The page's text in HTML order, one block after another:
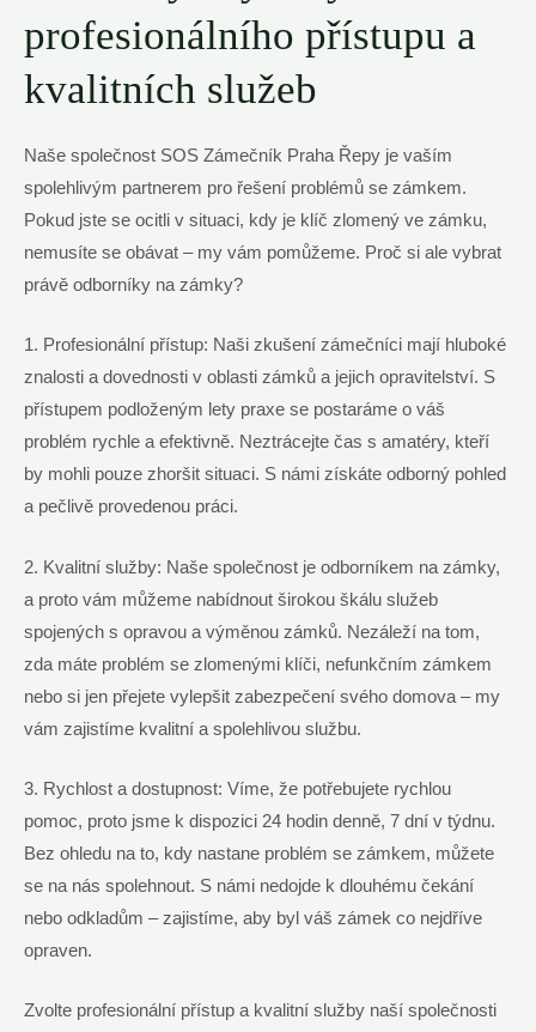
profesionálního přístupu a
kvalitních služeb
Naše společnost SOS Zámečník Praha Řepy je vaším
spolehlivým partnerem pro řešení problémů se zámkem.
Pokud jste se ocitli v situaci, kdy je klíč zlomený ve zámku,
nemusíte se obávat – my vám pomůžeme. Proč si ale vybrat
právě odborníky na zámky?
1. Profesionální přístup: Naši zkušení zámečníci mají hluboké
znalosti a dovednosti v oblasti zámků a jejich opravitelství. S
přístupem podloženým lety praxe se postaráme o váš
problém rychle a efektivně. Neztrácejte čas s amatéry, kteří
by mohli pouze zhoršit situaci. S námi získáte odborný pohled
a pečlivě provedenou práci.
2. Kvalitní služby: Naše společnost je odborníkem na zámky,
a proto vám můžeme nabídnout širokou škálu služeb
spojených s opravou a výměnou zámků. Nezáleží na tom,
zda máte problém se zlomenými klíči, nefunkčním zámkem
nebo si jen přejete vylepšit zabezpečení svého domova – my
vám zajistíme kvalitní a spolehlivou službu.
3. Rychlost a dostupnost: Víme, že potřebujete rychlou
pomoc, proto jsme k dispozici 24 hodin denně, 7 dní v týdnu.
Bez ohledu na to, kdy nastane problém se zámkem, můžete
se na nás spolehnout. S námi nedojde k dlouhému čekání
nebo odkladům – zajistíme, aby byl váš zámek co nejdříve
opraven.
Zvolte profesionální přístup a kvalitní služby naší společnosti